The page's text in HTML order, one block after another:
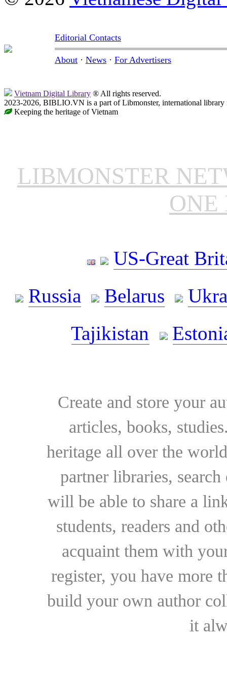
Editorial Contacts
About · News · For Advertisers
Vietnam Digital Library ® All rights reserved.
2023-2026, BIBLIO.VN is a part of Libmonster, international library
Keeping the heritage of Vietnam
LIBMONSTER
ONE
US-Great
Russia
Belarus
Tajikistan
Create and store your
articles, books,
heritage all over the
partner libraries,
will be able to share a
students, readers and
acquaint them with
register, you have more
build your own author
it